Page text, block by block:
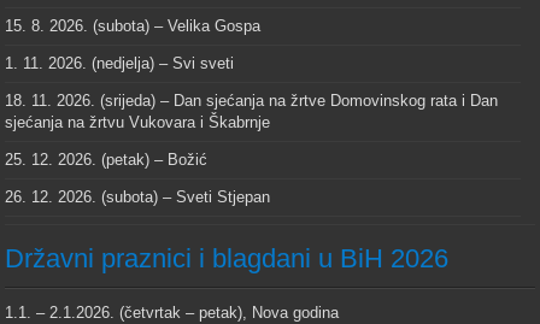
15. 8. 2026. (subota) – Velika Gospa
1. 11. 2026. (nedjelja) – Svi sveti
18. 11. 2026. (srijeda) – Dan sjećanja na žrtve Domovinskog rata i Dan
sjećanja na žrtvu Vukovara i Škabrnje
25. 12. 2026. (petak) – Božić
26. 12. 2026. (subota) – Sveti Stjepan
Državni praznici i blagdani u BiH 2026
1.1. – 2.1.2026. (četvrtak – petak), Nova godina